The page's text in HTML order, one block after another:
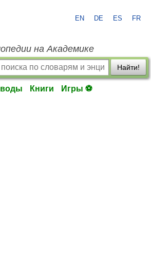
EN DE ES FR
на Академике
Найти!
Книги Игры ⚽